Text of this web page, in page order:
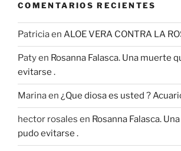
COMENTARIOS RECIENTES
Patriciaen ALOE VERA CONTRA LA
Patyen Rosanna Falasca. Una muerte
evitarse .
Marinaen ¿Que diosa es usted ?
hector rosales en Rosanna Falasca.
pudo evitarse .